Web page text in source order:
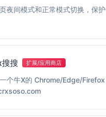
夜间模式和正常模式切换，保护
搜 扩展/应用商店
个牛X的 Chrome/Edge/Firefox